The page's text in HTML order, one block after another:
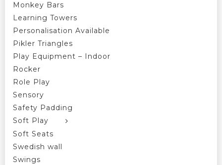
Monkey Bars
Learning Towers
Personalisation Available
Pikler Triangles
Play Equipment – Indoor
Rocker
Role Play
Sensory
Safety Padding
Soft Play
Soft Seats
Swedish wall
Swings